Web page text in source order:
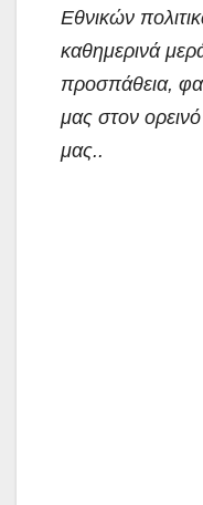
Εθνικών
καθημερινά
προσπάθεια,
μας στον
μας..